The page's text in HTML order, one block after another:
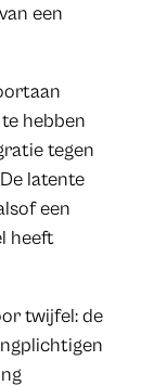
een
hebben
tegen
latente
een
heeft
twijfel: de